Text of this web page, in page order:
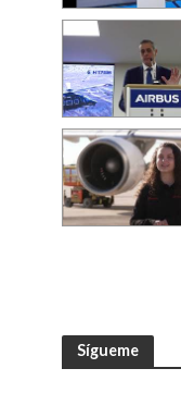
Sígueme